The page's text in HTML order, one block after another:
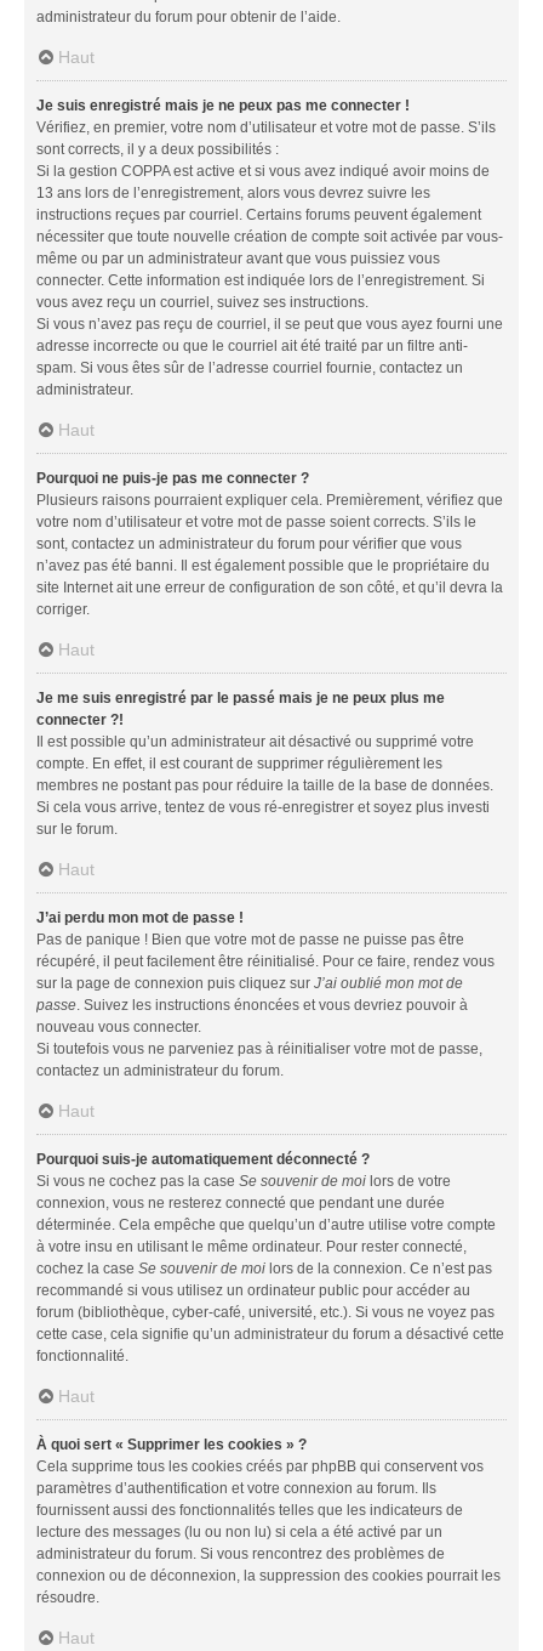
administrateur du forum pour obtenir de l’aide.
Haut
Je suis enregistré mais je ne peux pas me connecter !
Vérifiez, en premier, votre nom d’utilisateur et votre mot de passe. S’ils
sont corrects, il y a deux possibilités :
Si la gestion COPPA est active et si vous avez indiqué avoir moins de
13 ans lors de l’enregistrement, alors vous devrez suivre les
instructions reçues par courriel. Certains forums peuvent également
nécessiter que toute nouvelle création de compte soit activée par vous-
même ou par un administrateur avant que vous puissiez vous
connecter. Cette information est indiquée lors de l’enregistrement. Si
vous avez reçu un courriel, suivez ses instructions.
Si vous n’avez pas reçu de courriel, il se peut que vous ayez fourni une
adresse incorrecte ou que le courriel ait été traité par un filtre anti-
spam. Si vous êtes sûr de l’adresse courriel fournie, contactez un
administrateur.
Haut
Pourquoi ne puis-je pas me connecter ?
Plusieurs raisons pourraient expliquer cela. Premièrement, vérifiez que
votre nom d’utilisateur et votre mot de passe soient corrects. S’ils le
sont, contactez un administrateur du forum pour vérifier que vous
n’avez pas été banni. Il est également possible que le propriétaire du
site Internet ait une erreur de configuration de son côté, et qu’il devra la
corriger.
Haut
Je me suis enregistré par le passé mais je ne peux plus me
connecter ?!
Il est possible qu’un administrateur ait désactivé ou supprimé votre
compte. En effet, il est courant de supprimer régulièrement les
membres ne postant pas pour réduire la taille de la base de données.
Si cela vous arrive, tentez de vous ré-enregistrer et soyez plus investi
sur le forum.
Haut
J’ai perdu mon mot de passe !
Pas de panique ! Bien que votre mot de passe ne puisse pas être
récupéré, il peut facilement être réinitialisé. Pour ce faire, rendez vous
sur la page de connexion puis cliquez sur J’ai oublié mon mot de
passe. Suivez les instructions énoncées et vous devriez pouvoir à
nouveau vous connecter.
Si toutefois vous ne parveniez pas à réinitialiser votre mot de passe,
contactez un administrateur du forum.
Haut
Pourquoi suis-je automatiquement déconnecté ?
Si vous ne cochez pas la case Se souvenir de moi lors de votre
connexion, vous ne resterez connecté que pendant une durée
déterminée. Cela empêche que quelqu’un d’autre utilise votre compte
à votre insu en utilisant le même ordinateur. Pour rester connecté,
cochez la case Se souvenir de moi lors de la connexion. Ce n’est pas
recommandé si vous utilisez un ordinateur public pour accéder au
forum (bibliothèque, cyber-café, université, etc.). Si vous ne voyez pas
cette case, cela signifie qu’un administrateur du forum a désactivé cette
fonctionnalité.
Haut
À quoi sert « Supprimer les cookies » ?
Cela supprime tous les cookies créés par phpBB qui conservent vos
paramètres d’authentification et votre connexion au forum. Ils
fournissent aussi des fonctionnalités telles que les indicateurs de
lecture des messages (lu ou non lu) si cela a été activé par un
administrateur du forum. Si vous rencontrez des problèmes de
connexion ou de déconnexion, la suppression des cookies pourrait les
résoudre.
Haut